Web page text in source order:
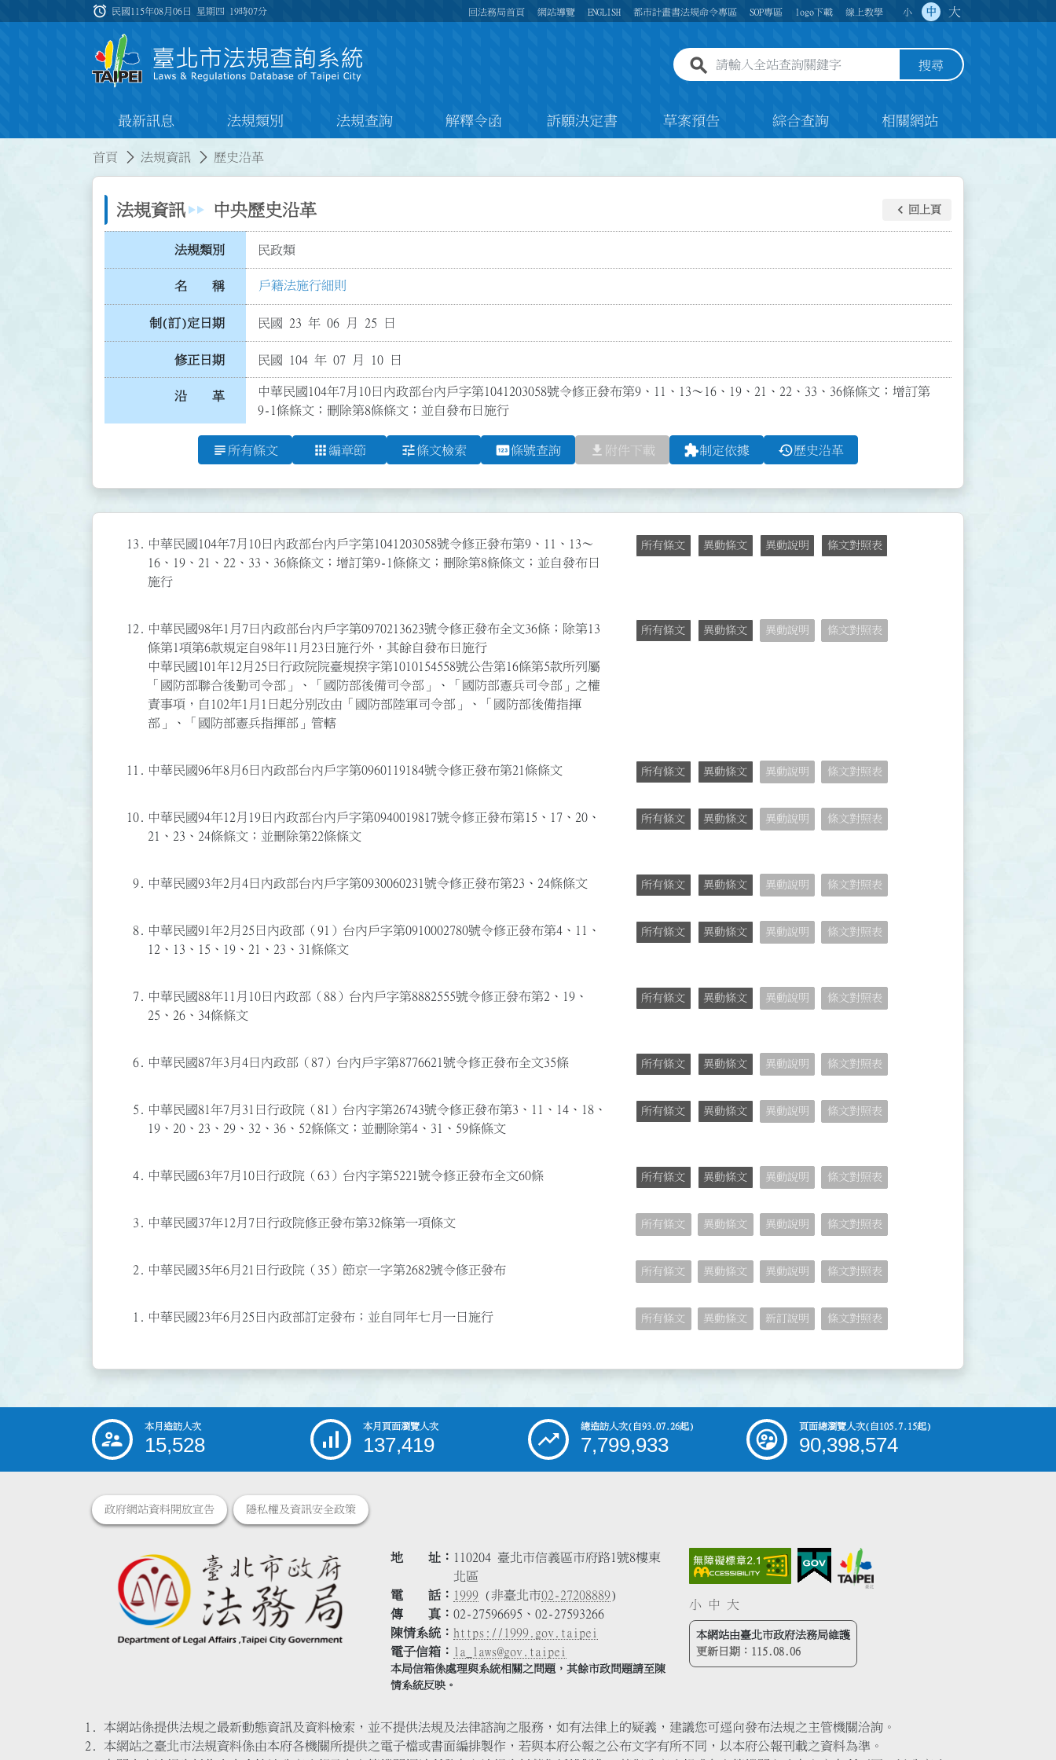
:::
alarm 民國115年08月06日 星期四 19時07分 回法務局首頁 網站導覽 ENGLISH 都市計畫書法規命令專區 SOP專區 logo下載 線上教學 小 中 大
全站查詢關鍵字欄位 搜尋
最新訊息 法規類別 法規查詢 解釋令函 訴願決定書 草案預告 綜合查詢 相關網站
首頁 法規資訊 歷史沿革
法規資訊 中央歷史沿革 keyboard_arrow_left 回上頁
法規類別 民政類
名 稱 戶籍法施行細則
制(訂)定日期 民國 23 年 06 月 25 日
修正日期 民國 104 年 07 月 10 日
沿 革
中華民國104年7月10日內政部台內戶字第1041203058號令修正發布第9、11、13～16、19、21、22、33、36條條文；增訂第
9-1條條文；刪除第8條條文；並自發布日施行
subject 所有條文 apps 編章節 tune條文檢索 pin條號查詢 file_download 附件下載 extension制定依據 history歷史沿革
13.
中華民國104年7月10日內政部台內戶字第1041203058號令修正發布第9、11、13～
16、19、21、22、33、36條條文；增訂第9-1條條文；刪除第8條條文；並自發布日
施行
所有條文 異動條文 異動說明 條文對照表
12.
中華民國98年1月7日內政部台內戶字第0970213623號令修正發布全文36條；除第13
條第1項第6款規定自98年11月23日施行外，其餘自發布日施行
中華民國101年12月25日行政院院臺規揆字第1010154558號公告第16條第5款所列屬
「國防部聯合後勤司令部」、「國防部後備司令部」、「國防部憲兵司令部」之權
責事項，自102年1月1日起分別改由「國防部陸軍司令部」、「國防部後備指揮
部」、「國防部憲兵指揮部」管轄
所有條文 異動條文 異動說明 條文對照表
11. 中華民國96年8月6日內政部台內戶字第0960119184號令修正發布第21條條文 所有條文 異動條文 異動說明 條文對照表
10.
中華民國94年12月19日內政部台內戶字第0940019817號令修正發布第15、17、20、
21、23、24條條文；並刪除第22條條文
所有條文 異動條文 異動說明 條文對照表
9. 中華民國93年2月4日內政部台內戶字第0930060231號令修正發布第23、24條條文 所有條文 異動條文 異動說明 條文對照表
8.
中華民國91年2月25日內政部（91）台內戶字第0910002780號令修正發布第4、11、
12、13、15、19、21、23、31條條文
所有條文 異動條文 異動說明 條文對照表
7.
中華民國88年11月10日內政部（88）台內戶字第8882555號令修正發布第2、19、
25、26、34條條文
所有條文 異動條文 異動說明 條文對照表
6. 中華民國87年3月4日內政部（87）台內戶字第8776621號令修正發布全文35條 所有條文 異動條文 異動說明 條文對照表
5.
中華民國81年7月31日行政院（81）台內字第26743號令修正發布第3、11、14、18、
19、20、23、29、32、36、52條條文；並刪除第4、31、59條條文
所有條文 異動條文 異動說明 條文對照表
4. 中華民國63年7月10日行政院（63）台內字第5221號令修正發布全文60條 所有條文 異動條文 異動說明 條文對照表
3. 中華民國37年12月7日行政院修正發布第32條第一項條文 所有條文 異動條文 異動說明 條文對照表
2. 中華民國35年6月21日行政院（35）節京一字第2682號令修正發布 所有條文 異動條文 異動說明 條文對照表
1. 中華民國23年6月25日內政部訂定發布；並自同年七月一日施行 所有條文 異動條文 新訂說明 條文對照表
::: 本月造訪人次
15,528
本月頁面瀏覽人次
137,419
總造訪人次(自93.07.26起)
7,799,933
頁面總瀏覽人次(自105.7.15起)
90,398,574
政府網站資料開放宣告 隱私權及資訊安全政策
地 址
110204 臺北市信義區市府路1號8樓東
北區
電 話
1999 (非臺北市02-27208889)
傳 真
02-27596695、02-27593266
陳情系統
https://1999.gov.taipei
電子信箱
la_laws@gov.taipei
本局信箱係處理與系統相關之問題，其餘市政問題請至陳
情系統反映。
小 中 大
本網站由臺北市政府法務局維護
更新日期： 115.08.06
本網站係提供法規之最新動態資訊及資料檢索，並不提供法規及法律諮詢之服務，如有法律上的疑義，建議您可逕向發布法規之主管機關洽詢。
本網站之臺北市法規資料係由本府各機關所提供之電子檔或書面編排製作，若與本府公報之公布文字有所不同，以本府公報刊載之資料為準。